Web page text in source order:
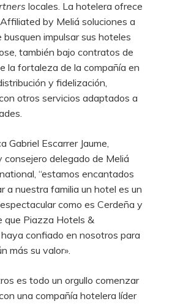
locales. La hotelera ofrece
by Meliá soluciones a
busquen impulsar sus hoteles
también bajo contratos de
la fortaleza de la compañía en
y fidelización,
otros servicios adaptados a
Gabriel Escarrer Jaume,
consejero delegado de Meliá
“estamos encantados
a nuestra familia un hotel es un
como es Cerdeña y
que Piazza Hotels &
confiado en nosotros para
más su valor».
es todo un orgullo comenzar
una compañía hotelera líder